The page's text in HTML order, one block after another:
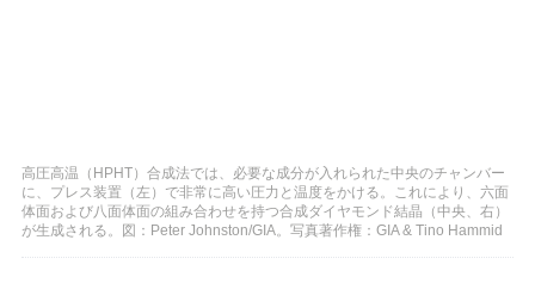
高圧高温（HPHT）合成法では、必要な成分が入れられた中央のチャンバー
に、プレス装置（左）で非常に高い圧力と温度をかける。これにより、六面
体面および八面体面の組み合わせを持つ合成ダイヤモンド結晶（中央、右）
が生成される。図：Peter Johnston/GIA。写真著作権：GIA & Tino Hammid